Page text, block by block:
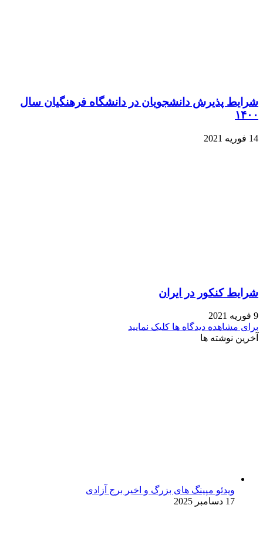
شرایط پذیرش دانشجویان در دانشگاه فرهنگیان سال
۱۴۰۰
14 فوریه 2021
شرایط کنکور در ایران
9 فوریه 2021
برای مشاهده دیدگاه ها کلیک نمایید
آخرین نوشته ها
ویدئو مپینگ های بزرگ و اخیر برج آزادی
17 دسامبر 2025